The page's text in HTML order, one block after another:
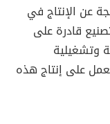
عن الإنتاج في
قادرة على
وتشغيلية
على إنتاج هذه